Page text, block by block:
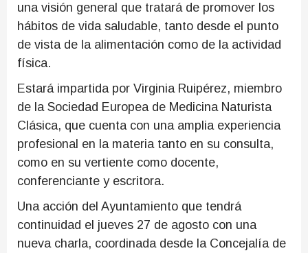
una visión general que tratará de promover los
hábitos de vida saludable, tanto desde el punto
de vista de la alimentación como de la actividad
física.
Estará impartida por Virginia Ruipérez, miembro
de la Sociedad Europea de Medicina Naturista
Clásica, que cuenta con una amplia experiencia
profesional en la materia tanto en su consulta,
como en su vertiente como docente,
conferenciante y escritora.
Una acción del Ayuntamiento que tendrá
continuidad el jueves 27 de agosto con una
nueva charla, coordinada desde la Concejalía de